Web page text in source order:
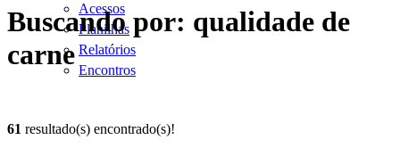
Acessos
Planilhas
Relatórios
Encontros
Buscando por: qualidade de
carne
61 resultado(s) encontrado(s)!